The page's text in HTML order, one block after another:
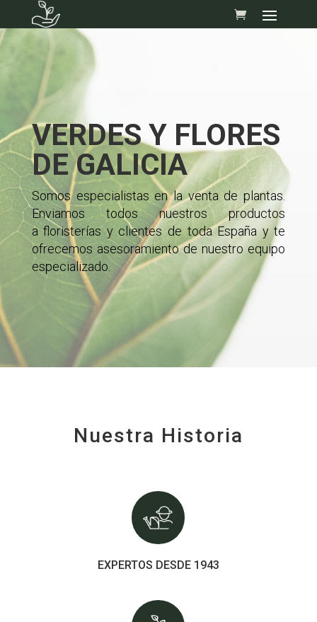
content
VERDES Y FLORES
DE GALICIA
Somos especialistas en la venta de plantas.
Enviamos todos nuestros productos
a floristerías y clientes de toda España y te
ofrecemos asesoramiento de nuestro equipo
especializado.
Nuestra Historia
EXPERTOS DESDE 1943